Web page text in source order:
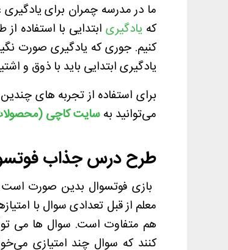
ما در مدرسه چمران برای
که یادگیری ابتدایی با استفاده
کنیم. جوری که یادگیری صورت
یادگیری ابتدایی باید با ذوق و
برای استفاده از تجربه های
می‌توانید بهسایت کاچی
طرح درس جذاب
بازی فوتسوال بدین صورت است
معلم از قبل تعدادی سوال با
هم متفاوت است. سوال ها می
کنند که سوال چند امتیازی